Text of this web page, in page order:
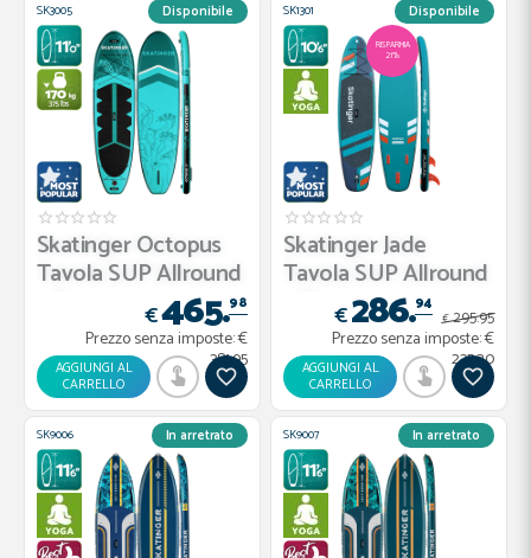
SK3005 Disponibile
Skatinger Octopus
Tavola SUP Allround
€465.98
Prezzo senza imposte:€
381.95
AGGIUNGI AL
CARRELLO
SK1301 Disponibile
RISPARMIA
21%
Skatinger Jade
Tavola SUP Allround
– Eleg...
€286.94
€ 295.95
Prezzo senza imposte:€
235.20
AGGIUNGI AL
CARRELLO
SK9006 In arretrato SK9007 In arretrato